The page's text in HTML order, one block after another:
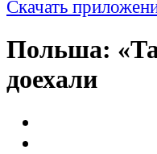
Скачать
Польша:
доехали